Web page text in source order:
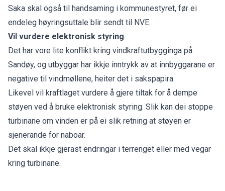
Saka skal også til handsaming i kommunestyret, før ei
endeleg høyringsuttale blir sendt til NVE.
Vil vurdere elektronisk styring
Det har vore lite konflikt kring vindkraftutbygginga på
Sandøy, og utbyggar har ikkje inntrykk av at innbyggarane er
negative til vindmøllene, heiter det i sakspapira.
Likevel vil kraftlaget vurdere å gjere tiltak for å dempe
støyen ved å bruke elektronisk styring. Slik kan dei stoppe
turbinane om vinden er på ei slik retning at støyen er
sjenerande for naboar.
Det skal ikkje gjerast endringar i terrenget eller med vegar
kring turbinane.